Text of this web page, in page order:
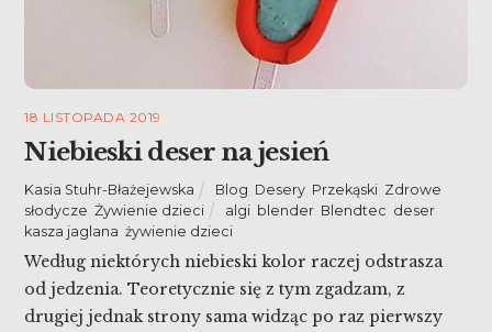
18 LISTOPADA 2019
Niebieski deser na jesień
Kasia Stuhr-Błażejewska Blog Desery Przekąski Zdrowe
słodycze ,Żywienie dzieci algi blender Blendtec deser
kasza jaglana ,żywienie dzieci
Według niektórych niebieski kolor raczej odstrasza
od jedzenia. Teoretycznie się z tym zgadzam, z
drugiej jednak strony sama widząc po raz pierwszy